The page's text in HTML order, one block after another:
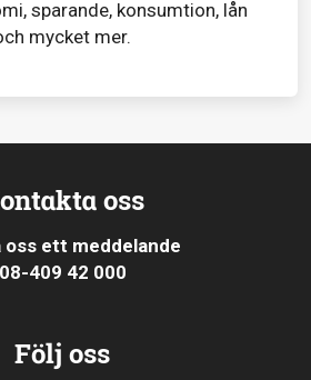
sparande, konsumtion, lån
mycket mer.
oss
oss ett meddelande
08-409 42 000
Följ oss